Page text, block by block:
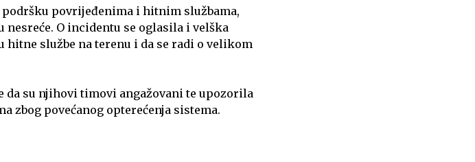
povrijeđenima i hitnim službama,
nesreće. O incidentu se oglasila i velška
službe na terenu i da se radi o velikom
da su njihovi timovi angažovani te upozorila
zbog povećanog opterećenja sistema.